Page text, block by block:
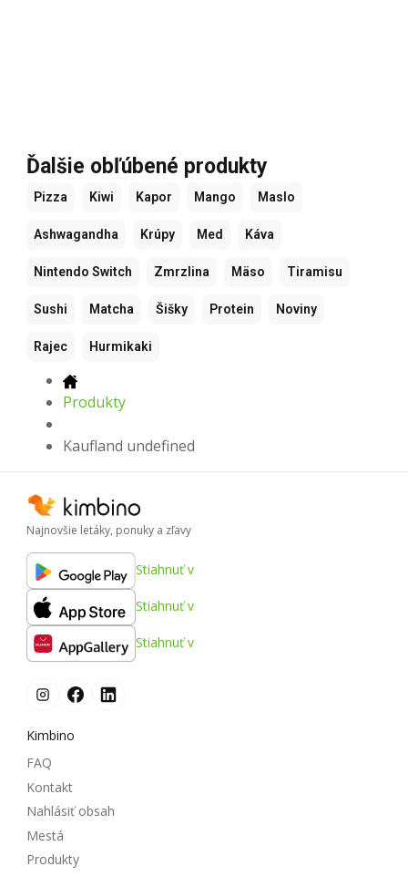
Ďalšie obľúbené produkty
Pizza Kiwi Kapor Mango Maslo
Ashwagandha Krúpy Med Káva
Nintendo Switch Zmrzlina Mäso Tiramisu
Sushi Matcha Šišky Protein Noviny
Rajec Hurmikaki
Produkty
Kaufland undefined
Najnovšie letáky, ponuky a zľavy
Stiahnuť v
Stiahnuť v
Stiahnuť v
Kimbino
FAQ
Kontakt
Nahlásiť obsah
Mestá
Produkty